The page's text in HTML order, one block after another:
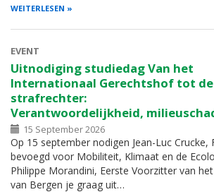
WEITERLESEN
EVENT
Uitnodiging studiedag Van het
Internationaal Gerechtshof tot de
strafrechter:
Verantwoordelijkheid,
15 September 2026
Op 15 september nodigen Jean-Luc Crucke,
bevoegd voor Mobiliteit, Klimaat en de
Philippe Morandini, Eerste Voorzitter van
van Bergen je graag uit…